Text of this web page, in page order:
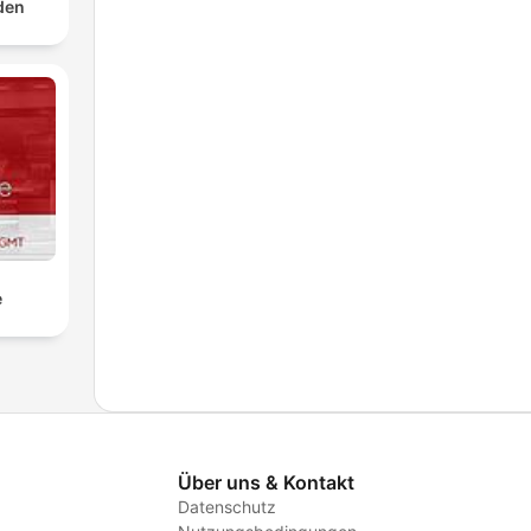
Über uns & Kontakt
Datenschutz